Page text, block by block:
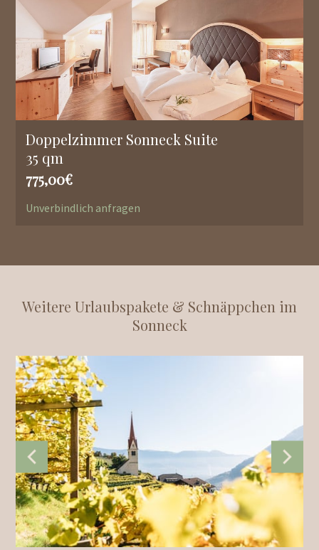
Doppelzimmer Sonneck Suite
35 qm
775,00€
Unverbindlich anfragen
Weitere Urlaubspakete & Schnäppchen im
Sonneck